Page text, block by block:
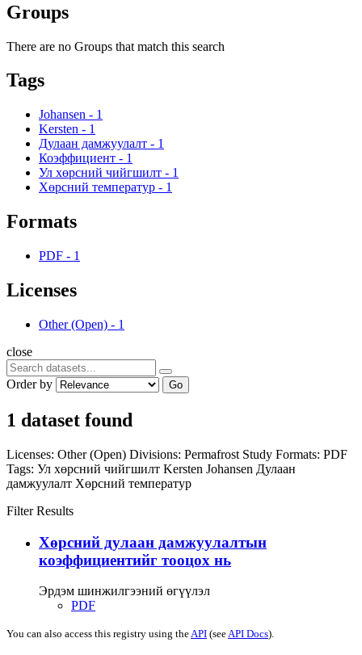
Groups
There are no Groups that match this search
Tags
Johansen - 1
Kersten - 1
Дулаан дамжуулалт - 1
Коэффициент - 1
Ул хөрсний чийгшилт - 1
Хөрсний температур - 1
Formats
PDF - 1
Licenses
Other (Open) - 1
close
Order by Go
1 dataset found
Licenses: Other (Open) Divisions: Permafrost Study Formats: PDF
Tags: Ул хөрсний чийгшилт Kersten Johansen Дулаан
дамжуулалт Хөрсний температур
Filter Results
Хөрсний дулаан дамжуулалтын
коэффициентийг тооцох нь
Эрдэм шинжилгээний өгүүлэл
PDF
You can also access this registry using theAPI (seeAPI Docs).